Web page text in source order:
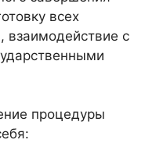
всех
взаимодействие с
процедуры